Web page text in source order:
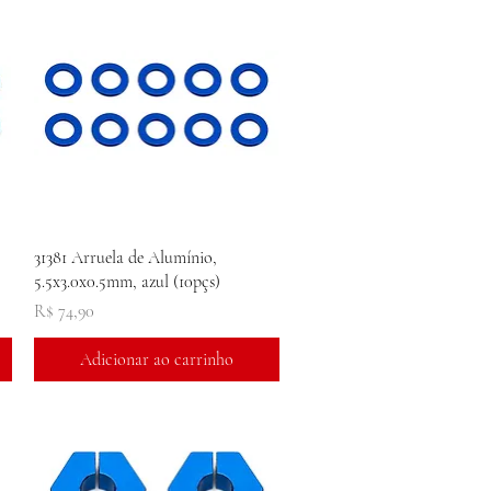
Visualização rápida
31381 Arruela de Alumínio,
5.5x3.0x0.5mm, azul (10pçs)
Preço
R$ 74,90
Adicionar ao carrinho